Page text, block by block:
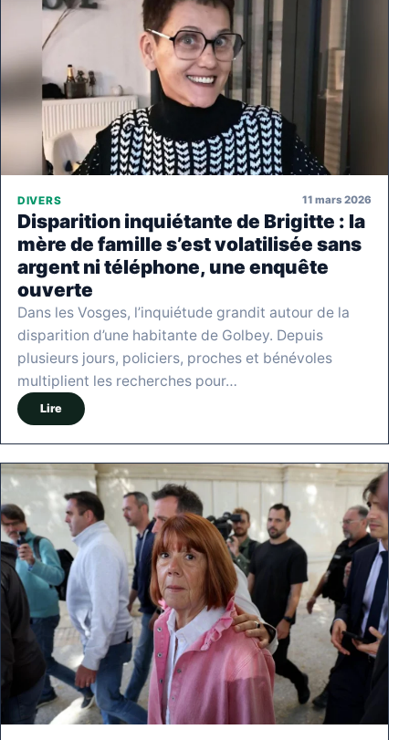
DIVERS 11 mars 2026
Disparition inquiétante de Brigitte : la
mère de famille s’est volatilisée sans
argent ni téléphone, une enquête
ouverte
Dans les Vosges, l’inquiétude grandit autour de la
disparition d’une habitante de Golbey. Depuis
plusieurs jours, policiers, proches et bénévoles
multiplient les recherches pour…
Lire